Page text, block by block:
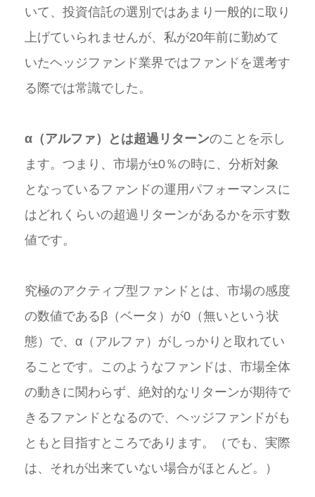
いて、投資信託の選別ではあまり一般的に取り
上げていられませんが、私が20年前に勤めて
いたヘッジファンド業界ではファンドを選考す
る際では常識でした。
α（アルファ）とは超過リターンのことを示し
ます。つまり、市場が±0％の時に、分析対象
となっているファンドの運用パフォーマンスに
はどれくらいの超過リターンがあるかを示す数
値です。
究極のアクティブ型ファンドとは、市場の感度
の数値であるβ（ベータ）が0（無いという状
態）で、α（アルファ）がしっかりと取れてい
ることです。このようなファンドは、市場全体
の動きに関わらず、絶対的なリターンが期待で
きるファンドとなるので、ヘッジファンドがも
ともと目指すところであります。（でも、実際
は、それが出来ていない場合がほとんど。）